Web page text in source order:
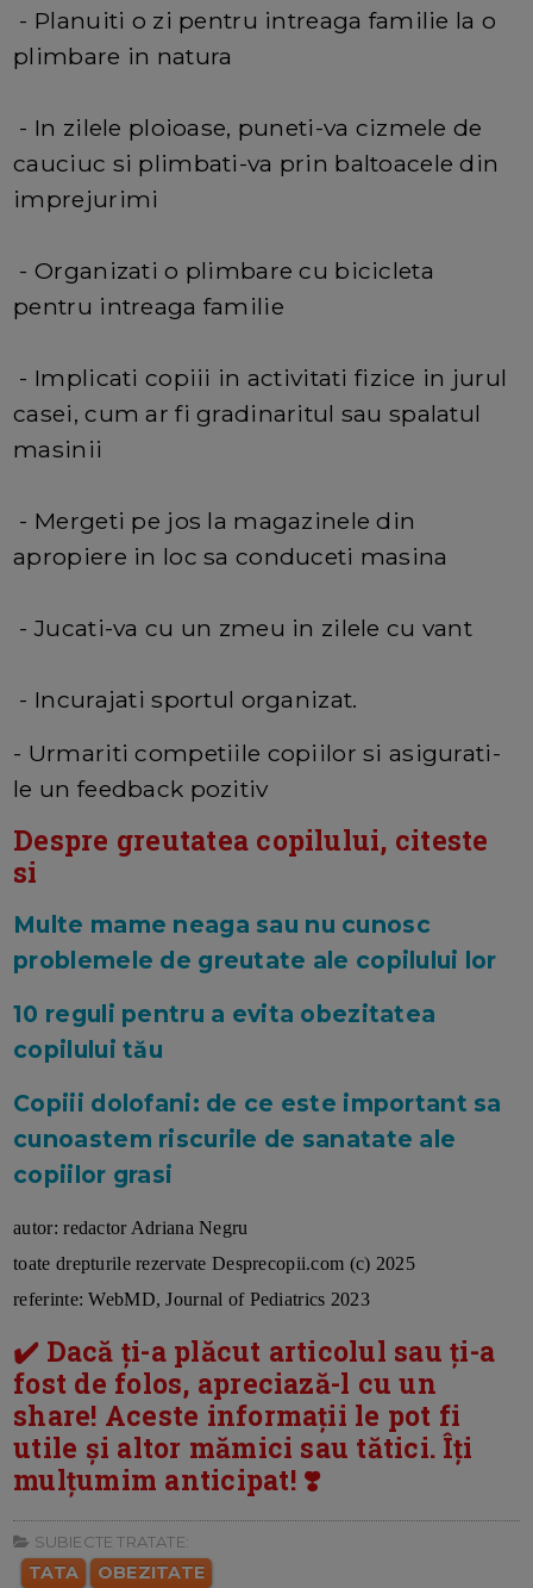
- Planuiti o zi pentru intreaga familie la o
plimbare in natura
- In zilele ploioase, puneti-va cizmele de
cauciuc si plimbati-va prin baltoacele din
imprejurimi
- Organizati o plimbare cu bicicleta
pentru intreaga familie
- Implicati copiii in activitati fizice in jurul
casei, cum ar fi gradinaritul sau spalatul
masinii
- Mergeti pe jos la magazinele din
apropiere in loc sa conduceti masina
- Jucati-va cu un zmeu in zilele cu vant
- Incurajati sportul organizat.
- Urmariti competiile copiilor si asigurati-
le un feedback pozitiv
Despre greutatea copilului, citeste
si
Multe mame neaga sau nu cunosc
problemele de greutate ale copilului lor
10 reguli pentru a evita obezitatea
copilului tău
Copiii dolofani: de ce este important sa
cunoastem riscurile de sanatate ale
copiilor grasi
autor: redactor Adriana Negru
toate drepturile rezervate Desprecopii.com (c) 2025
referinte: WebMD, Journal of Pediatrics 2023
✔️ Dacă ți-a plăcut articolul sau ți-a
fost de folos, apreciază-l cu un
share! Aceste informații le pot fi
utile și altor mămici sau tătici. Îți
mulțumim anticipat! ❣️
SUBIECTE TRATATE:
TATA
OBEZITATE